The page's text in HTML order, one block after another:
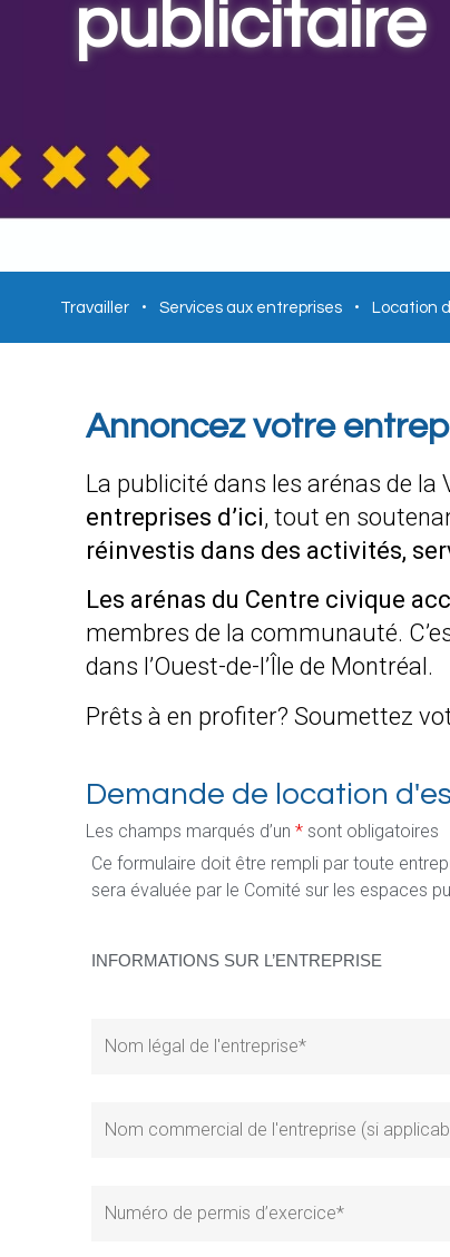
publicitaire
Travailler Services aux entreprises Location
Annoncez votre
La publicité dans les arénas de
entreprises d’ici, tout en
réinvestis dans des activités,
Les arénas du Centre civique
membres de la communauté.
dans l’Ouest-de-l’Île de Montréal.
Prêts à en profiter? Soumettez
Demande de location
Les champs marqués d’un* sont obligatoires
Ce formulaire doit être rempli par toute
sera évaluée par le Comité sur les espaces
INFORMATIONS SUR L’ENTREPRISE